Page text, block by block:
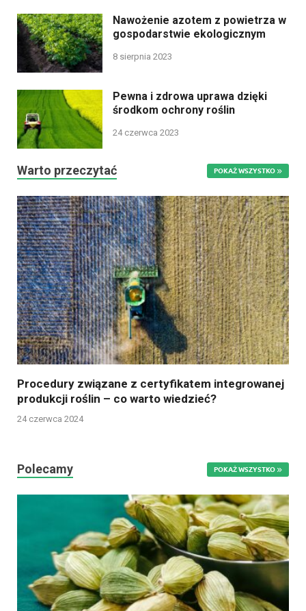
Nawożenie azotem z powietrza w
gospodarstwie ekologicznym
8 sierpnia 2023
Pewna i zdrowa uprawa dzięki
środkom ochrony roślin
24 czerwca 2023
Warto przeczytać POKAŻ WSZYSTKO
Procedury związane z certyfikatem integrowanej
produkcji roślin – co warto wiedzieć?
24 czerwca 2024
Polecamy POKAŻ WSZYSTKO